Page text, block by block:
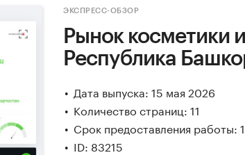
ЭКСПРЕСС-ОБЗОР
Рынок косметики
Республика
Дата выпуска: 15 мая 2026
Количество страниц: 11
Срок предоставления работы:
ID: 83215